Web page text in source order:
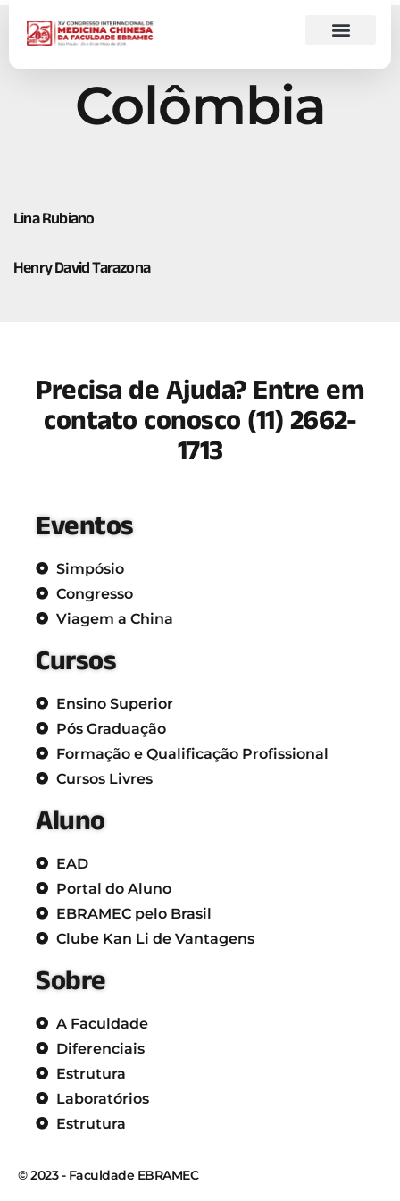
Colômbia
Lina Rubiano
Henry David Tarazona
Precisa de Ajuda? Entre em
contato conosco (11) 2662-
1713
Eventos
Simpósio
Congresso
Viagem a China
Cursos
Ensino Superior
Pós Graduação
Formação e Qualificação Profissional
Cursos Livres
Aluno
EAD
Portal do Aluno
EBRAMEC pelo Brasil
Clube Kan Li de Vantagens
Sobre
A Faculdade
Diferenciais
Estrutura
Laboratórios
Estrutura
© 2023 - Faculdade EBRAMEC